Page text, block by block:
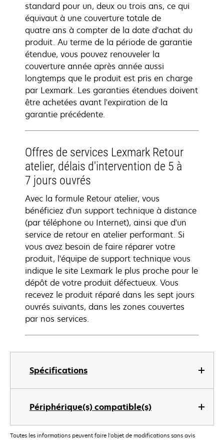
Spécifications
Périphérique(s) compatible(s)
standard pour un, deux ou trois ans, ce qui
équivaut à une couverture totale de
quatre ans à compter de la date d'achat du
produit. Au terme de la période de garantie
étendue, vous pouvez renouveler la
couverture année après année aussi
longtemps que le produit est pris en charge
par Lexmark. Les garanties étendues doivent
être achetées avant l'expiration de la
garantie précédente.
Offres de services Lexmark Retour
atelier, délais d'intervention de 5 à
7 jours ouvrés
Avec la formule Retour atelier, vous
bénéficiez d'un support technique à distance
(par téléphone ou Internet), ainsi que d'un
service de retour en atelier performant. Si
vous avez besoin de faire réparer votre
produit, l'équipe de support technique vous
indique le site Lexmark le plus proche pour le
dépôt de votre produit défectueux. Vous
recevez le produit réparé dans les sept jours
ouvrés suivants, dans les zones couvertes
par nos services.
Toutes les informations peuvent faire l'objet de modifications sans avis